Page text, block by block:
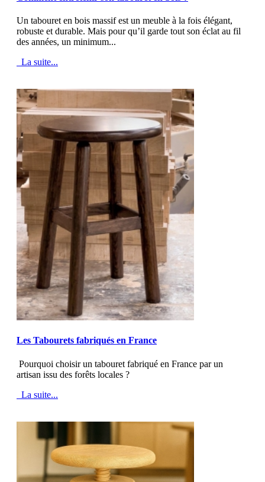
Un tabouret en bois massif est un meuble à la fois élégant,
robuste et durable. Mais pour qu’il garde tout son éclat au fil
des années, un minimum...
La suite...
Les Tabourets fabriqués en France
Pourquoi choisir un tabouret fabriqué en France par un
artisan issu des forêts locales ?
La suite...